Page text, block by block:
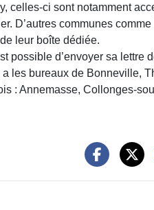
celles-ci sont notamment
D’autres communes
leur boîte dédiée.
possible d’envoyer sa
les bureaux de Bonneville,
: Annemasse, Collonges-